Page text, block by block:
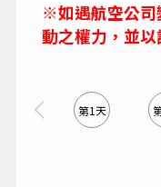
※如遇航空公司
動之權力，並
第1天